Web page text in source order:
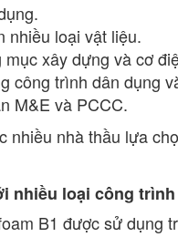
nhiều loại vật liệu.
xây dựng và cơ
công trình dân dụng
M&E và PCCC.
nhiều nhà thầu lựa
nhiều loại công trình
B1 được sử dụng